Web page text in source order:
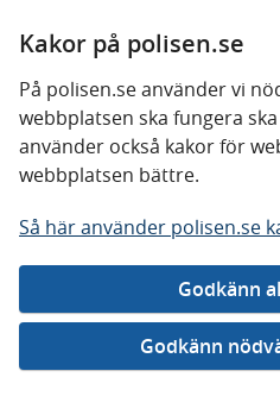
Kakor på polisen.se
På polisen.se använder vi
webbplatsen ska fungera
använder också kakor för
webbplatsen bättre.
Så här använder polisen.se